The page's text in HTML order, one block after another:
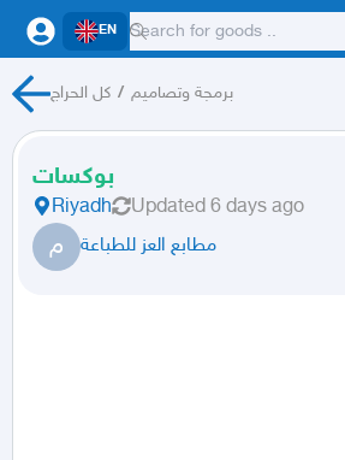
EN
كل الحراج / برمجة وتصاميم
بوكسات
Riyadh Updated 6 days ago
م مطابع العز للطباعة